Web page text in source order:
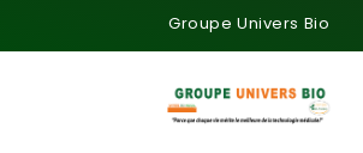
Groupe Univers Bio